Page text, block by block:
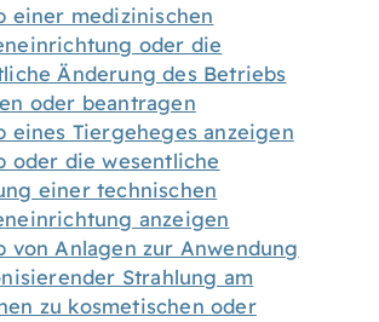
einer medizinischen
oder die
Änderung des Betriebs
oder beantragen
eines Tiergeheges anzeigen
oder die wesentliche
einer technischen
anzeigen
von Anlagen zur Anwendung
Strahlung am
zu kosmetischen oder